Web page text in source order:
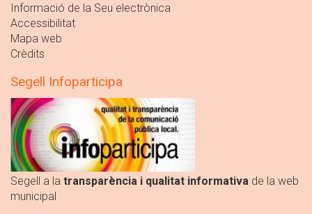
Informació de la Seu electrònica
Accessibilitat
Mapa web
Crèdits
Segell Infoparticipa
Segell a la transparència i qualitat informativa de la web
municipal